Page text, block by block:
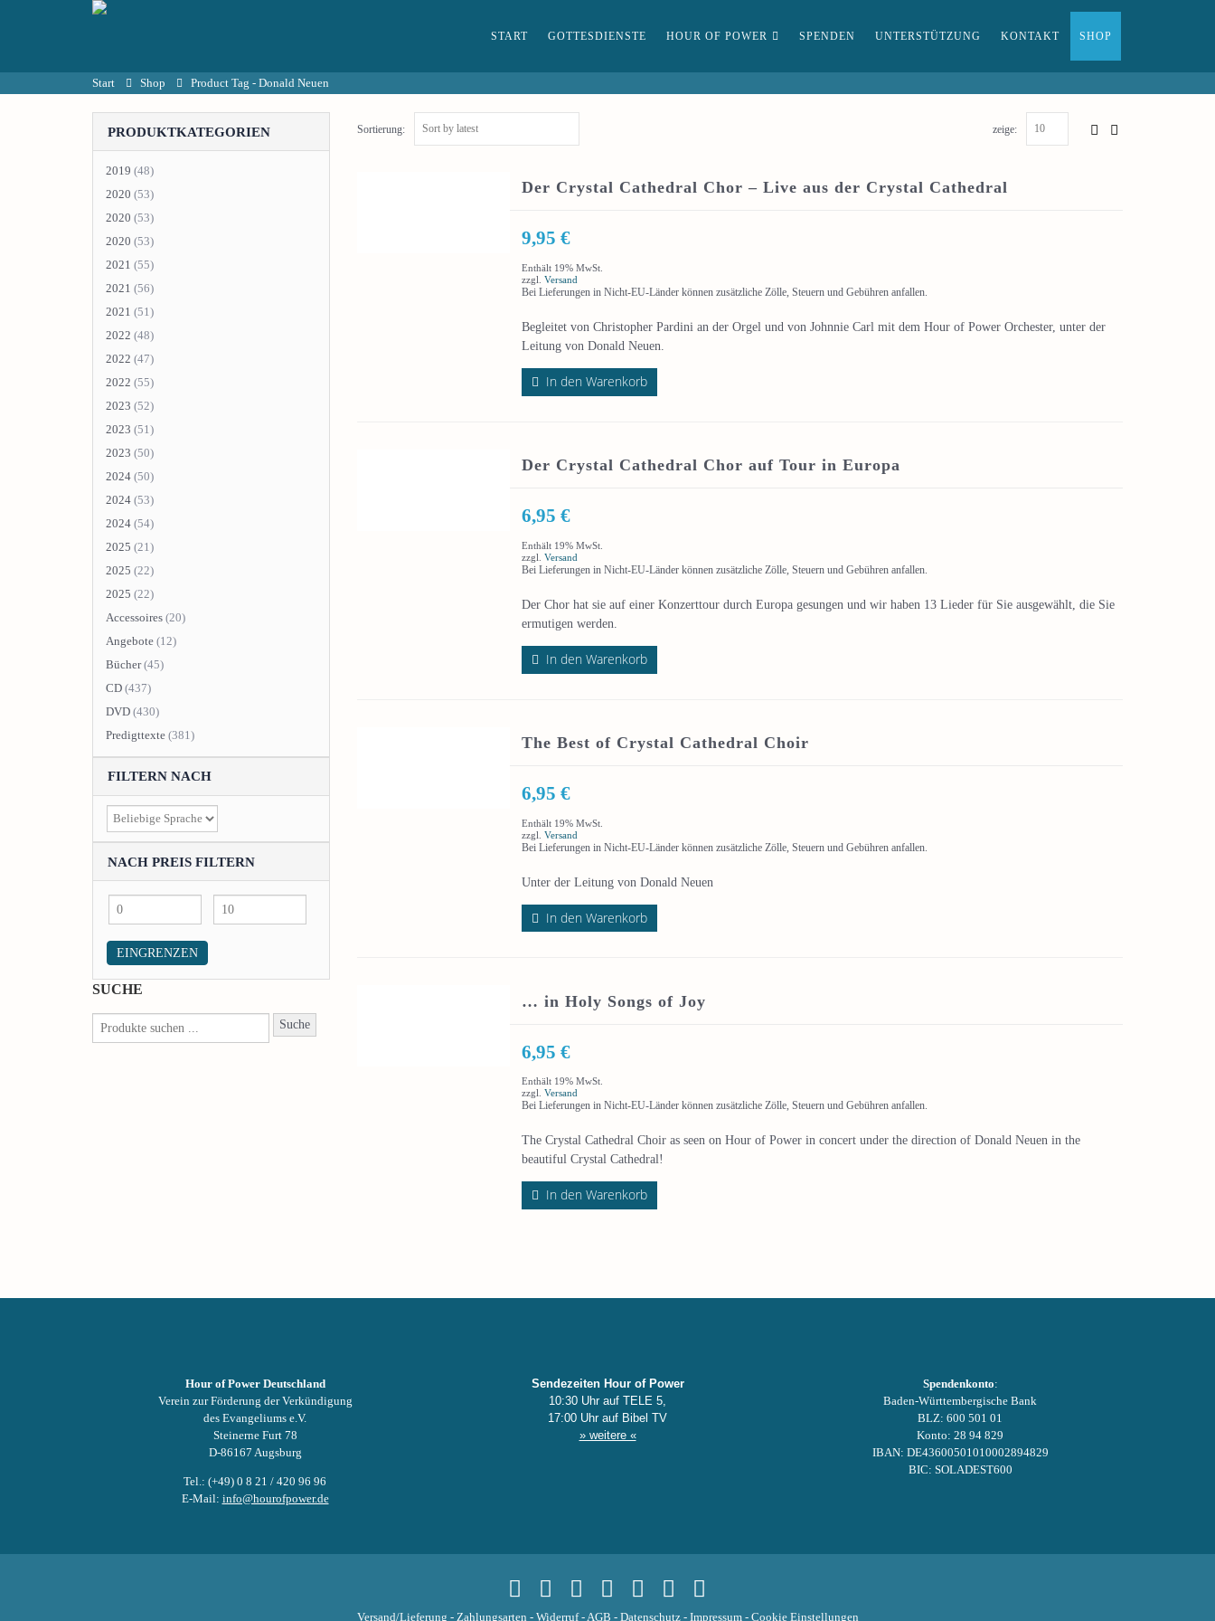
START GOTTESDIENSTE HOUR OF POWER SPENDEN UNTERSTÜTZUNG KONTAKT SHOP
Start Shop Product Tag - Donald Neuen
Sortierung: zeige:
Der Crystal Cathedral Chor – Live aus der Crystal Cathedral
9,95 €
Enthält 19% MwSt.
zzgl. Versand
Bei Lieferungen in Nicht-EU-Länder können zusätzliche Zölle, Steuern und Gebühren anfallen.
Begleitet von Christopher Pardini an der Orgel und von Johnnie Carl mit dem Hour of Power Orchester, unter der
Leitung von Donald Neuen.
In den Warenkorb
Der Crystal Cathedral Chor auf Tour in Europa
6,95 €
Enthält 19% MwSt.
zzgl. Versand
Bei Lieferungen in Nicht-EU-Länder können zusätzliche Zölle, Steuern und Gebühren anfallen.
Der Chor hat sie auf einer Konzerttour durch Europa gesungen und wir haben 13 Lieder für Sie ausgewählt, die Sie
ermutigen werden.
In den Warenkorb
The Best of Crystal Cathedral Choir
6,95 €
Enthält 19% MwSt.
zzgl. Versand
Bei Lieferungen in Nicht-EU-Länder können zusätzliche Zölle, Steuern und Gebühren anfallen.
Unter der Leitung von Donald Neuen
In den Warenkorb
… in Holy Songs of Joy
6,95 €
Enthält 19% MwSt.
zzgl. Versand
Bei Lieferungen in Nicht-EU-Länder können zusätzliche Zölle, Steuern und Gebühren anfallen.
The Crystal Cathedral Choir as seen on Hour of Power in concert under the direction of Donald Neuen in the
beautiful Crystal Cathedral!
In den Warenkorb
PRODUKTKATEGORIEN
2019 (48)
2020 (53)
2020 (53)
2020 (53)
2021 (55)
2021 (56)
2021 (51)
2022 (48)
2022 (47)
2022 (55)
2023 (52)
2023 (51)
2023 (50)
2024 (50)
2024 (53)
2024 (54)
2025 (21)
2025 (22)
2025 (22)
Accessoires (20)
Angebote (12)
Bücher (45)
CD (437)
DVD (430)
Predigttexte (381)
FILTERN NACH
NACH PREIS FILTERN
Min
price
Max
price
EINGRENZEN
SUCHE
Suche
Hour of Power Deutschland
Verein zur Förderung der Verkündigung
des Evangeliums e.V.
Steinerne Furt 78
D-86167 Augsburg
Tel.: (+49) 0 8 21 / 420 96 96
E-Mail: info@hourofpower.de
Sendezeiten Hour of Power
10:30 Uhr auf TELE 5,
17:00 Uhr auf Bibel TV
» weitere «
Spendenkonto:
Baden-Württembergische Bank
BLZ: 600 501 01
Konto: 28 94 829
IBAN: DE43600501010002894829
BIC: SOLADEST600
Versand/Lieferung - Zahlungsarten - Widerruf-AGB - Datenschutz- Impressum- Cookie Einstellungen